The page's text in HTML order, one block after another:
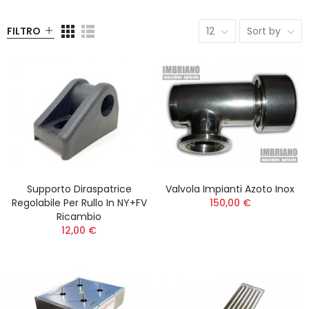
FILTRO 12 Sort by
Supporto Diraspatrice
Regolabile Per Rullo In NY+FV
Ricambio
12,00 €
Valvola Impianti Azoto Inox
150,00 €